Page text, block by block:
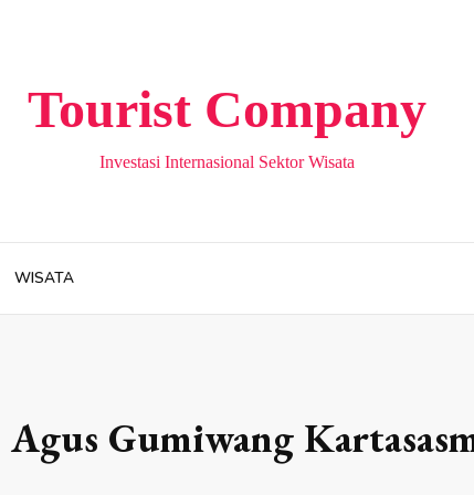
Tourist Company
Investasi Internasional Sektor Wisata
WISATA
Agus Gumiwang